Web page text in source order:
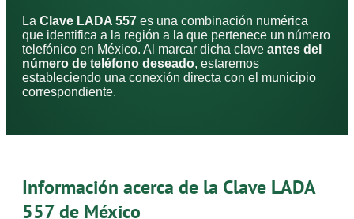
La Clave LADA 557 es una combinación numérica
que identifica a la región a la que pertenece un número
telefónico en México. Al marcar dicha clave antes del
número de teléfono deseado, estaremos
estableciendo una conexión directa con el municipio
correspondiente.
Información acerca de la Clave LADA
557 de México